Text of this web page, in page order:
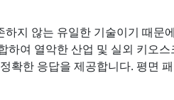
지 않는 유일한 기술이기 때문
하여 열악한 산업 및 실외 키오스
확한 응답을 제공합니다. 평면